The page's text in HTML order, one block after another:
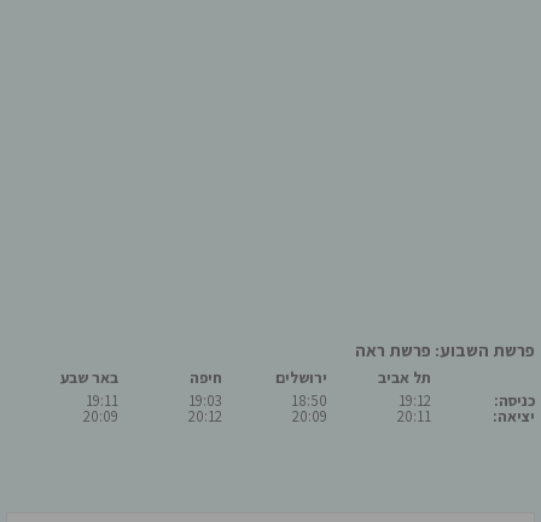
פרשת השבוע: פרשת ראה
כניסה:
יציאה:
תל אביב
19:12
20:11
ירושלים
18:50
20:09
חיפה
19:03
20:12
באר שבע
19:11
20:09